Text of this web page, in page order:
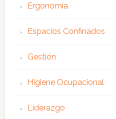
Ergonomía
Espacios Confinados
Gestión
Higiene Ocupacional
Liderazgo